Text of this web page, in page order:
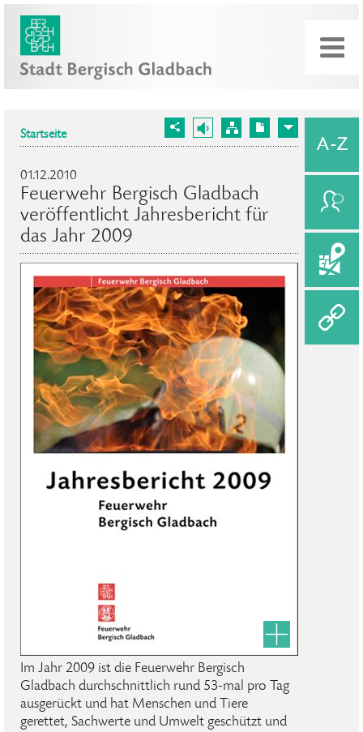
Startseite
01.12.2010
Feuerwehr Bergisch Gladbach
veröffentlicht Jahresbericht für
das Jahr 2009
Im Jahr 2009 ist die Feuerwehr Bergisch
Gladbach durchschnittlich rund 53-mal pro Tag
ausgerückt und hat Menschen und Tiere
gerettet, Sachwerte und Umwelt geschützt und